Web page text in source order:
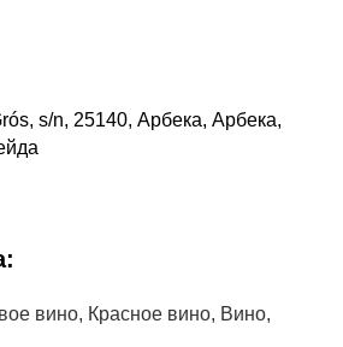
s/n, 25140, Арбека, Арбека,
вино, Красное вино, Вино,